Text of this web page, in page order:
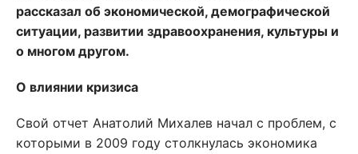
рассказал об экономической, демографической
ситуации, развитии здравоохранения, культуры и
о многом другом.
О влиянии кризиса
Свой отчет Анатолий Михалев начал с проблем, с
которыми в 2009 году столкнулась экономика